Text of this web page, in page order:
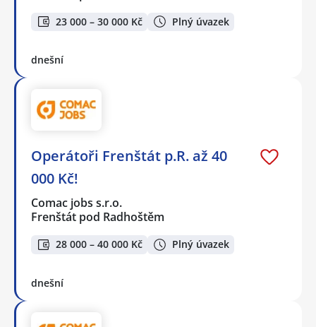
23 000 – 30 000 Kč Plný úvazek
dnešní
Operátoři Frenštát p.R. až 40
000 Kč!
Comac jobs s.r.o.
Frenštát pod Radhoštěm
28 000 – 40 000 Kč Plný úvazek
dnešní